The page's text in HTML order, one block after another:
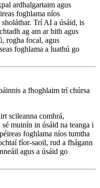
ardhalgartaim agus
foghlama níos
Trí AI a úsáid, is
ag am ar bith agus
rogha focal, agus
foghlama a luathú go
a fhoghlaim trí chúrsa
scileanna comhrá,
muinín in úsáid na teanga i
foghlama níos tumtha
fíor-saoil, rud a fhágann
agus a úsáid go